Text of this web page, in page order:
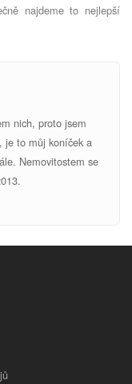
najdeme to nejlepší
nich, proto jsem
je to můj koníček a
Nemovitostem se